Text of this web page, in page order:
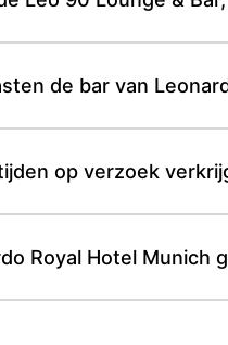
de bar van
op verzoek
Royal Hotel Munich